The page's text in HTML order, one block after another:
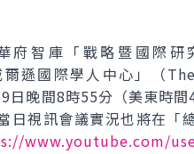
府智庫「戰略暨國際
遜國際學人中心」（
日晚間8時55分（美東時
日視訊會議實況也將在「
www.youtube.com/